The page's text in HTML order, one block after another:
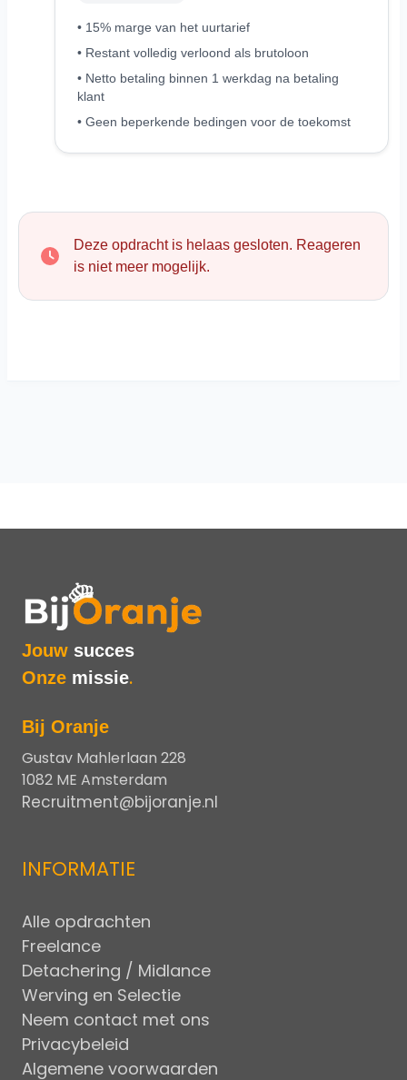
• 15% marge van het uurtarief
• Restant volledig verloond als brutoloon
• Netto betaling binnen 1 werkdag na betaling
klant
• Geen beperkende bedingen voor de toekomst
Deze opdracht is helaas gesloten. Reageren
is niet meer mogelijk.
Jouw succes
Onze missie.
Bij Oranje
Gustav Mahlerlaan 228
1082 ME Amsterdam
Recruitment@bijoranje.nl
INFORMATIE
Alle opdrachten
Freelance
Detachering / Midlance
Werving en Selectie
Neem contact met ons
Privacybeleid
Algemene voorwaarden